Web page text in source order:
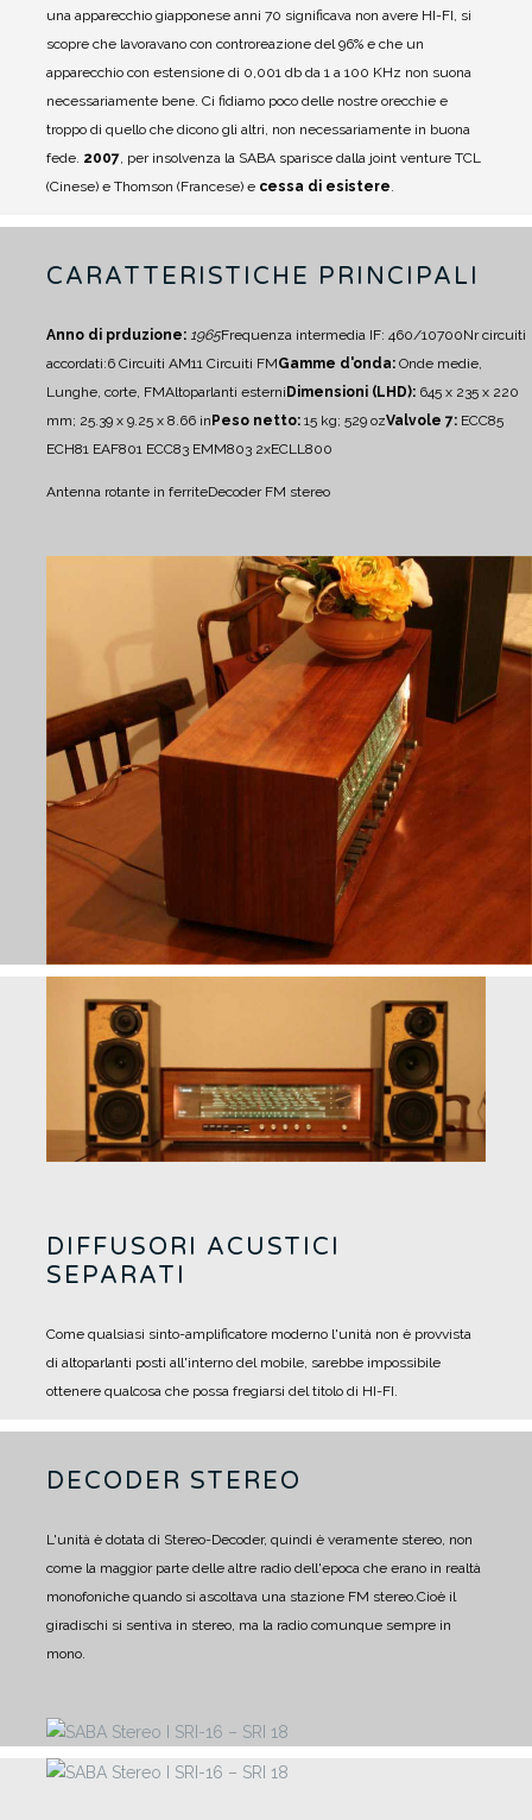
una apparecchio giapponese anni 70 significava non avere HI-FI, si
scopre che lavoravano con controreazione del 96% e che un
apparecchio con estensione di 0,001 db da 1 a 100 KHz non suona
necessariamente bene. Ci fidiamo poco delle nostre orecchie e
troppo di quello che dicono gli altri, non necessariamente in buona
fede. 2007, per insolvenza la SABA sparisce dalla joint venture TCL
(Cinese) e Thomson (Francese) e cessa di esistere.
CARATTERISTICHE PRINCIPALI
Anno di prduzione: 1965Frequenza intermedia IF: 460/10700Nr circuiti
accordati:6 Circuiti AM11 Circuiti FMGamme d'onda: Onde medie,
Lunghe, corte, FMAltoparlanti esterniDimensioni (LHD): 645 x 235 x 220
mm; 25.39 x 9.25 x 8.66 inPeso netto: 15 kg; 529 ozValvole 7: ECC85
ECH81 EAF801 ECC83 EMM803 2xECLL800
Antenna rotante in ferriteDecoder FM stereo
DIFFUSORI ACUSTICI
SEPARATI
Come qualsiasi sinto-amplificatore moderno l'unità non è provvista
di altoparlanti posti all'interno del mobile, sarebbe impossibile
ottenere qualcosa che possa fregiarsi del titolo di HI-FI.
DECODER STEREO
L'unità è dotata di Stereo-Decoder, quindi è veramente stereo, non
come la maggior parte delle altre radio dell'epoca che erano in realtà
monofoniche quando si ascoltava una stazione FM stereo.Cioè il
giradischi si sentiva in stereo, ma la radio comunque sempre in
mono.